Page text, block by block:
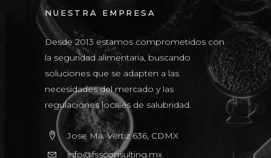
NUESTRA EMPRESA
Desde 2013 estamos comprometidos con
la seguridad alimentaria, buscando
soluciones que se adapten a las
necesidades del mercado y las
regulaciones locales de salubridad.
Jose Ma. Vertiz 636, CDMX
info@fssconsulting.mx